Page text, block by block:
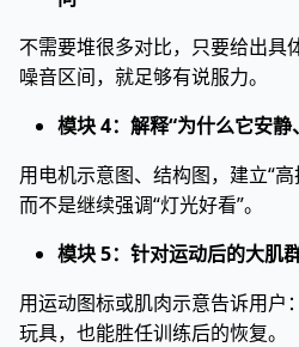
不需要堆很多对比，只要给出具
噪音区间，就足够有说服力。
模块 4：解释“为什么它安
用电机示意图、结构图，建立“高
而不是继续强调“灯光好看”。
模块 5：针对运动后的大肌
用运动图标或肌肉示意告诉用户
玩具，也能胜任训练后的恢复。